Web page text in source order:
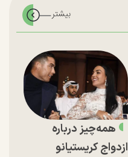
همه‌چیز درباره
ازدواج کریستیانو